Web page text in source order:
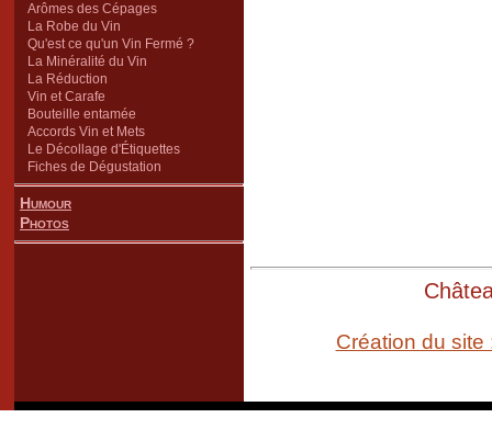
Arômes des Cépages
La Robe du Vin
Qu'est ce qu'un Vin Fermé ?
La Minéralité du Vin
La Réduction
Vin et Carafe
Bouteille entamée
Accords Vin et Mets
Le Décollage d'Étiquettes
Fiches de Dégustation
Humour
Photos
Création du site